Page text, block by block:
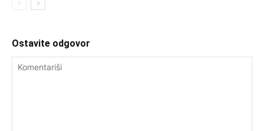
Ostavite odgovor